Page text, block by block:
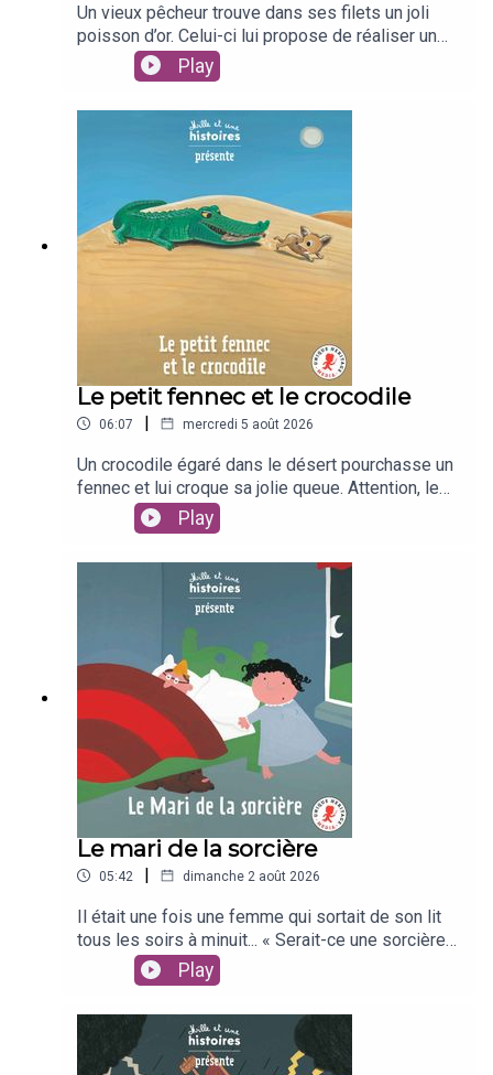
Un vieux pêcheur trouve dans ses filets un joli
poisson d’or. Celui-ci lui propose de réaliser un
vœu. Mais quand le pêcheur parle à sa femme du
poisson magique, celle-ci fait caprice sur caprice
!Un texte de Karine-Marie AmiotIllustré par
Manola CapriniInterprété par Clara
ZieglerEnregistré et mis en musique par Léopold
Play
Le petit fennec et le crocodile
06:07 | mercredi 5 août 2026
Un crocodile égaré dans le désert pourchasse un
fennec et lui croque sa jolie queue. Attention, le
petit fennec va vouloir se venger !Un texte de
Kéthévane DavrichewyIllustré par Fabienne
TeyssèdreInterprété par Tadrina
HockingEnregistré et mis en musique par
Léopold RoyFleurus Presse / Unique Heritage
Play
Le mari de la sorcière
05:42 | dimanche 2 août 2026
Il était une fois une femme qui sortait de son lit
tous les soirs à minuit... « Serait-ce une sorcière
?» se demande son mari, intrigué. Pour le savoir, il
décide de la suivre incognito. Mais gare à lui, sa
curiosité pourrait bien lui attirer des ennuis
!D'après un conte écossaisUn texte de Claire
LaurensIllustré par Vincent BourgeauInterprété
Play